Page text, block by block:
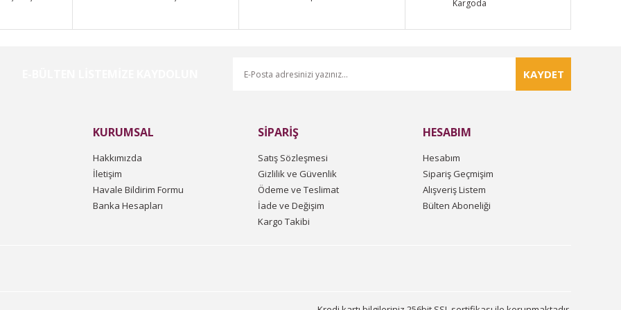
Kargoda
KAYDET
KURUMSAL
Hakkımızda
İletişim
Havale Bildirim Formu
Banka Hesapları
SİPARİŞ
Satış Sözleşmesi
Gizlilik ve Güvenlik
Ödeme ve Teslimat
İade ve Değişim
Kargo Takibi
HESABIM
Hesabım
Sipariş Geçmişim
Alışveriş Listem
Bülten Aboneliği